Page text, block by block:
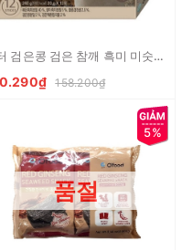
담터 검은콩 검은 참깨 흑미 미숫가루 240g Bot ngu coc gao lut vung den dau den
158.200₫
5%
품절